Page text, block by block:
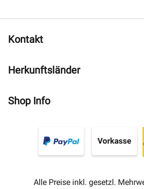
Kontakt
Herkunftsländer
Shop Info
Alle Preise inkl. gesetzl.